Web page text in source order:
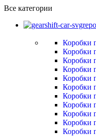
Все категории
Коробки
Коробки
Коробки
Коробки
Коробки
Коробки
Коробки
Коробки
Коробки
Коробки
Коробки